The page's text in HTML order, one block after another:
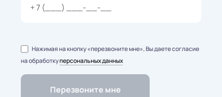
Нажимая на кнопку «перезвоните мне», Вы даете согласие
на обработкуперсональных данных